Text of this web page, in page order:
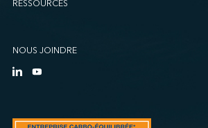
RESSOURCES
NOUS JOINDRE